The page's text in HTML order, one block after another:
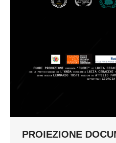
PROIEZIONE